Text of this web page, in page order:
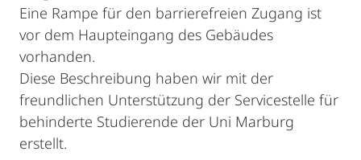
Eine Rampe für den barrierefreien Zugang ist
vor dem Haupteingang des Gebäudes
vorhanden.
Diese Beschreibung haben wir mit der
freundlichen Unterstützung der Servicestelle für
behinderte Studierende der Uni Marburg
erstellt.